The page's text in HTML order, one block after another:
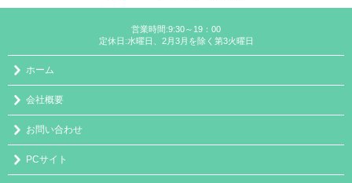
営業時間:9:30～19：00
定休日:水曜日、2月3月を除く第3火曜日
ホーム
会社概要
お問い合わせ
PCサイト